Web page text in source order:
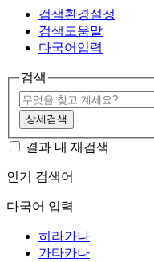
검색환경설정
검색도움말
다국어입력
검색
상세검색
결과 내 재검색
인기 검색어
다국어 입력
히라가나
가타카나